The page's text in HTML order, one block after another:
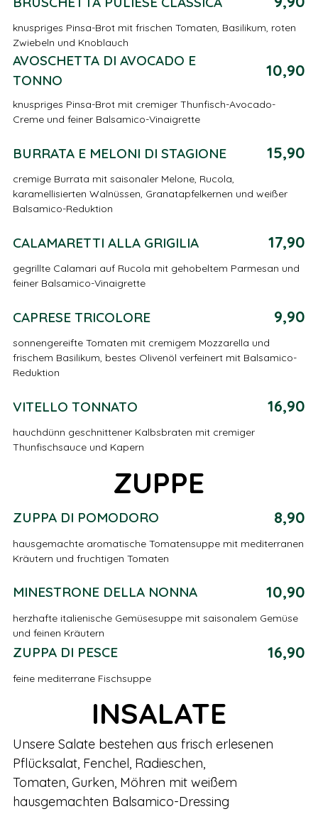
knuspriges Pinsa-Brot mit frischen Tomaten, Basilikum, roten
Zwiebeln und Knoblauch
AVOSCHETTA DI AVOCADO E
TONNO
10,90
knuspriges Pinsa-Brot mit cremiger Thunfisch-Avocado-
Creme und feiner Balsamico-Vinaigrette
BURRATA E MELONI DI STAGIONE 15,90
cremige Burrata mit saisonaler Melone, Rucola,
karamellisierten Walnüssen, Granatapfelkernen und weißer
Balsamico-Reduktion
CALAMARETTI ALLA GRIGILIA 17,90
gegrillte Calamari auf Rucola mit gehobeltem Parmesan und
feiner Balsamico-Vinaigrette
CAPRESE TRICOLORE 9,90
sonnengereifte Tomaten mit cremigem Mozzarella und
frischem Basilikum, bestes Olivenöl verfeinert mit Balsamico-
Reduktion
VITELLO TONNATO 16,90
hauchdünn geschnittener Kalbsbraten mit cremiger
Thunfischsauce und Kapern
ZUPPE
ZUPPA DI POMODORO 8,90
hausgemachte aromatische Tomatensuppe mit mediterranen
Kräutern und fruchtigen Tomaten
MINESTRONE DELLA NONNA 10,90
herzhafte italienische Gemüsesuppe mit saisonalem Gemüse
und feinen Kräutern
ZUPPA DI PESCE 16,90
feine mediterrane Fischsuppe
INSALATE
Unsere Salate bestehen aus frisch erlesenen
Pflücksalat, Fenchel, Radieschen,
Tomaten, Gurken, Möhren mit weißem
hausgemachten Balsamico-Dressing